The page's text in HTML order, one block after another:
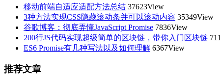
移动前端自适应适配方法总结 37623View
3种方法实现CSS隐藏滚动条并可以滚动内容 35349View
谷歌博客：彻底弄懂JavaScript Promise 7836View
200行JS代码实现超级简单的区块链，带你入门区块链
ES6 Promise有几种写法以及如何理解 6367View
推荐文章